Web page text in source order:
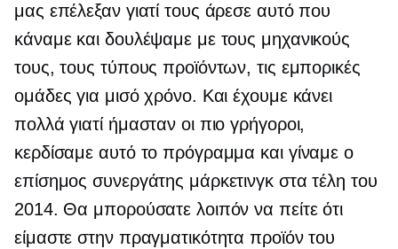
μας επέλεξαν γιατί τους άρεσε αυτό που
κάναμε και δουλέψαμε με τους μηχανικούς
τους, τους τύπους προϊόντων, τις εμπορικές
ομάδες για μισό χρόνο. Και έχουμε κάνει
πολλά γιατί ήμασταν οι πιο γρήγοροι,
κερδίσαμε αυτό το πρόγραμμα και γίναμε ο
επίσημος συνεργάτης μάρκετινγκ στα τέλη του
2014. Θα μπορούσατε λοιπόν να πείτε ότι
είμαστε στην πραγματικότητα προϊόν του